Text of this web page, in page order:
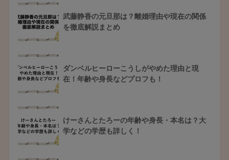
武藤静香の元旦那は？離婚理由や現在の関係
を徹底解説まとめ
ダンベルヒーローこうしがやめた理由と現
在！年齢や身長などプロフも！
けーさんとたろーの年齢や身長・本名は？大
学などの学歴も詳しく！